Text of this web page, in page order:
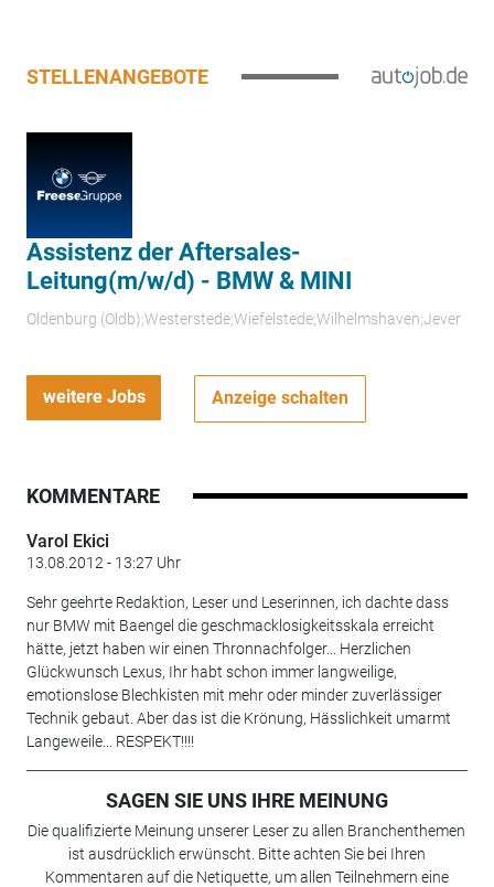
STELLENANGEBOTE
Assistenz der Aftersales-
Leitung(m/w/d) - BMW & MINI
Oldenburg (Oldb);Westerstede;Wiefelstede;Wilhelmshaven;Jever
weitere Jobs Anzeige schalten
KOMMENTARE
Varol Ekici
13.08.2012 - 13:27 Uhr
Sehr geehrte Redaktion, Leser und Leserinnen, ich dachte dass
nur BMW mit Baengel die geschmacklosigkeitsskala erreicht
hätte, jetzt haben wir einen Thronnachfolger... Herzlichen
Glückwunsch Lexus, Ihr habt schon immer langweilige,
emotionslose Blechkisten mit mehr oder minder zuverlässiger
Technik gebaut. Aber das ist die Krönung, Hässlichkeit umarmt
Langeweile... RESPEKT!!!!
SAGEN SIE UNS IHRE MEINUNG
Die qualifizierte Meinung unserer Leser zu allen Branchenthemen
ist ausdrücklich erwünscht. Bitte achten Sie bei Ihren
Kommentaren auf die Netiquette, um allen Teilnehmern eine